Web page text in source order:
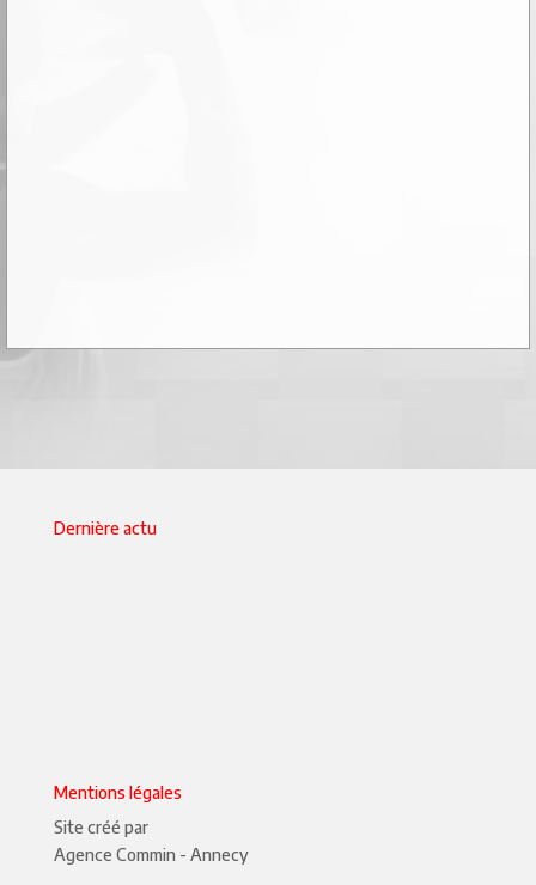
Dernière actu
Mentions légales
Site créé par
Agence Commin - Annecy